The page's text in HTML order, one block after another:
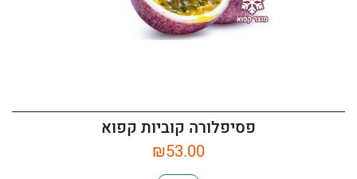
פסיפלורה קוביות קפוא
₪53.00